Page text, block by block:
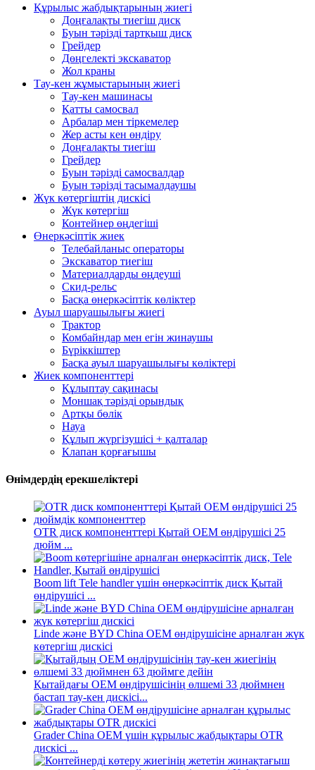
Құрылыс жабдықтарының жиегі
Доңғалақты тиегіш диск
Буын тәрізді тартқыш диск
Грейдер
Дөңгелекті экскаватор
Жол краны
Тау-кен жұмыстарының жиегі
Тау-кен машинасы
Қатты самосвал
Арбалар мен тіркемелер
Жер асты кен өндіру
Доңғалақты тиегіш
Грейдер
Буын тәрізді самосвалдар
Буын тәрізді тасымалдаушы
Жүк көтергіштің дискісі
Жүк көтергіш
Контейнер өңдегіші
Өнеркәсіптік жиек
Телебайланыс операторы
Экскаватор тиегіш
Материалдарды өңдеуші
Скид-рельс
Басқа өнеркәсіптік көліктер
Ауыл шаруашылығы жиегі
Трактор
Комбайндар мен егін жинаушы
Бүріккіштер
Басқа ауыл шаруашылығы көліктері
Жиек компоненттері
Құлыптау сақинасы
Моншақ тәрізді орындық
Артқы бөлік
Науа
Құлып жүргізушісі + қалталар
Клапан қорғағышы
Өнімдердің ерекшеліктері
OTR диск компоненттері Қытай OEM өндірушісі 25
дюйм ...
Boom lift Tele handler үшін өнеркәсіптік диск Қытай
өндірушісі ...
Linde және BYD China OEM өндірушісіне арналған жүк
көтергіш дискісі
Қытайдағы OEM өндірушісінің өлшемі 33 дюймнен
бастап тау-кен дискісі...
Grader China OEM үшін құрылыс жабдықтары OTR
дискісі ...